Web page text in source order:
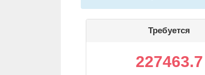
Требуется
227463.7